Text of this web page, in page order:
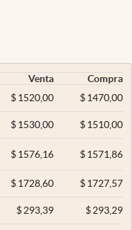
Venta
Compra
$ 1520,00 $1470,00
$ 1530,00 $1510,00
$ 1576,16 $1571,86
$ 1728,60 $1727,57
$293,39 $293,29